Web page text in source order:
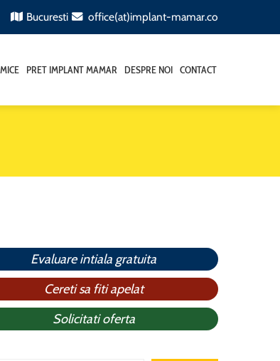
Bucuresti office(at)implant-mamar.co
PRET IMPLANT MAMAR DESPRE NOI CONTACT
Evaluare intiala gratuita
Cereti sa fiti apelat
Solicitati oferta